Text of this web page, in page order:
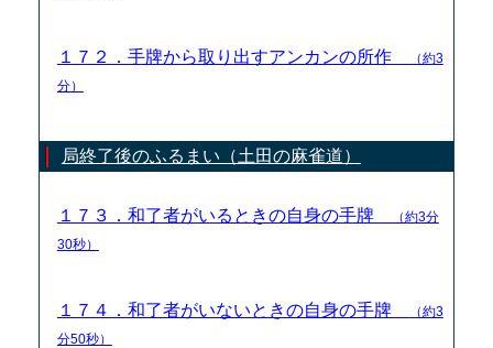
１７２．手牌から取り出すアンカンの所作
（約3
分）
局終了後のふるまい（土田の麻雀道）
１７３．和了者がいるときの自身の手牌
（約3分
30秒）
１７４．和了者がいないときの自身の手牌
（約3
分50秒）